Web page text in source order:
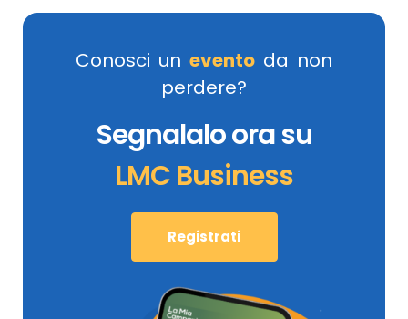
Conosci un evento da non
perdere?
Segnalalo ora su
LMC Business
Registrati